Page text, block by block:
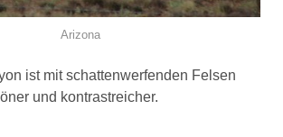
Arizona
ist mit schattenwerfenden Felsen
und kontrastreicher.